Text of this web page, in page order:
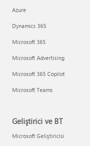
Azure
Dynamics 365
Microsoft 365
Microsoft Advertising
Microsoft 365 Copilot
Microsoft Teams
Geliştirici ve BT
Microsoft Geliştiricisi